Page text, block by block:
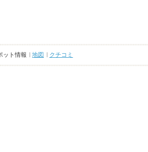
ット情報 地図 クチコミ